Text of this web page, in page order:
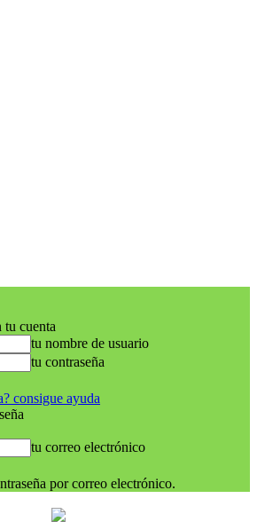
tu cuenta
tu nombre de usuario
tu contraseña
consigue ayuda
tu correo electrónico
por correo electrónico.